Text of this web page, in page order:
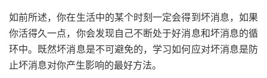
如前所述，你在生活中的某个时刻一定会得到坏消息，如果
你活得久一点，你会发现自己不断处于好消息和坏消息的循
环中。既然坏消息是不可避免的，学习如何应对坏消息是防
止坏消息对你产生影响的最好方法。